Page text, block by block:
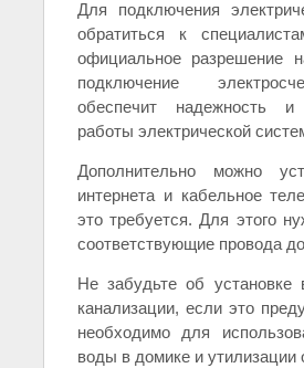
Для подключения
обратиться к
официальное разрешение
подключение
обеспечит надежность и
работы электрической
Дополнительно можно
интернета и кабельное
это требуется. Для этого
соответствующие провода
Не забудьте об установке
канализации, если это
необходимо для
воды в домике и утилизации